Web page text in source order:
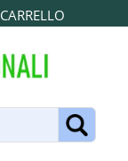
CARRELLO